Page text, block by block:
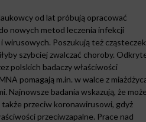
od lat próbują opracować
nowych metod leczenia infekcji
wirusowych. Poszukują też
szybciej zwalczać choroby.
polskich badaczy właściwości
pomagają m.in. w walce z
Najnowsze badania wskazują, że może
także przeciw koronawirusowi, gdyż
przeciwzapalne. Prace nad